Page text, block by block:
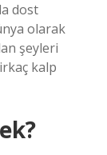
dost
olarak
şeyleri
kalp